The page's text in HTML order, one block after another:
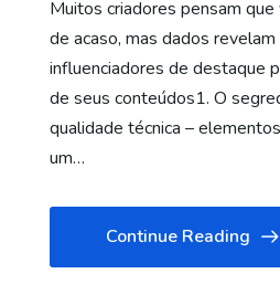
Muitos criadores pensam
de acaso, mas dados
influenciadores de destaque
de seus conteúdos1. O
qualidade técnica –
um…
Continue Reading